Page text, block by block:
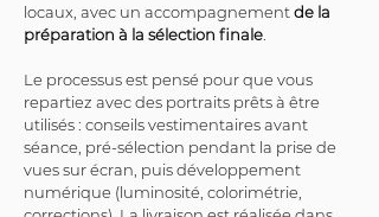
locaux, avec un accompagnement de la
préparation à la sélection finale
Le processus est pensé pour que vous
repartiez avec des portraits prêts à être
utilisés : conseils vestimentaires avant
séance, pré-sélection pendant la prise de
vues sur écran, puis développement
numérique (luminosité, colorimétrie,